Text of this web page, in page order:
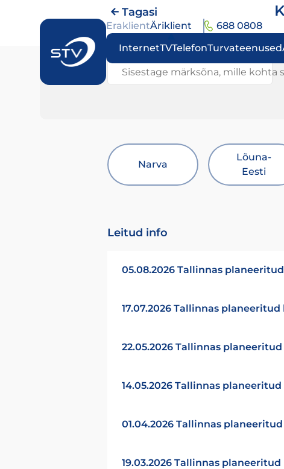
EraklientÄriklient 688 0808
InternetTVTelefonTurvateenused
Tagasi
Sisestage märksõna, mille kohta
Narva
Lõuna-
Eesti
Leitud info
05.08.2026 Tallinnas
17.07.2026 Tallinnas
22.05.2026 Tallinnas
14.05.2026 Tallinnas
01.04.2026 Tallinnas
19.03.2026 Tallinnas